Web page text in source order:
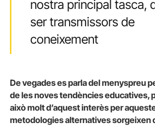
nostra principal tasca,
ser transmissors de
coneixement
De vegades es parla del menyspreu
de les noves tendències educatives,
això molt d’aquest interès per
metodologies alternatives sorgeixen